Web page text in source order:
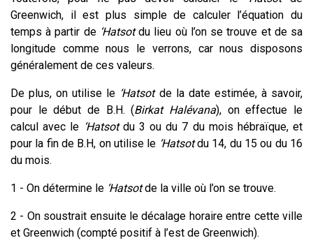
Greenwich, il est plus simple de calculer l’équation du
temps à partir de‘Hatsotdu lieu où l’on se trouve et de sa
longitude comme nous le verrons, car nous disposons
généralement de ces valeurs.
De plus, on utilise le ‘Hatsotde la date estimée, à savoir,
pour le début de B.H. (Birkat Halévana), on effectue le
calcul avec le ‘Hatsotdu 3 ou du 7 du mois hébraïque, et
pour la fin de B.H, on utilise le ‘Hatsotdu 14, du 15 ou du 16
du mois.
1 - On détermine le ‘Hatsotde la ville où l’on se trouve.
2 - On soustrait ensuite le décalage horaire entre cette ville
et Greenwich (compté positif à l’est de Greenwich).